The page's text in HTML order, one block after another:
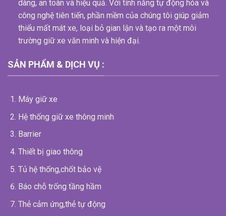
dàng, an toàn và hiệu quả. Với tính năng tự động hóa và
công nghệ tiên tiến, phần mềm của chúng tôi giúp giảm
thiểu mất mát xe, loại bỏ gian lận và tạo ra một môi
trường giữ xe văn minh và hiện đại.
SẢN PHẨM & DỊCH VỤ :
Máy giữ xe
Hệ thống giữ xe thông minh
Barrier
Thiết bị giao thông
Tủ hệ thống,chốt bảo vệ
Báo chỗ trống tầng hầm
Thẻ cảm ứng,thẻ tự động